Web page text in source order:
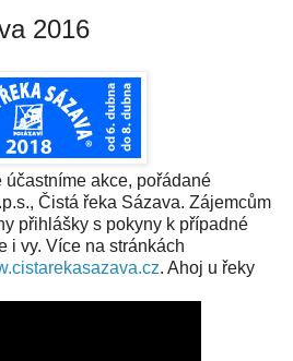
2016
akce, pořádané
Čistá řeka Sázava. Zájemcům
přihlášky s pokyny k případné
i vy. Více na stránkách
. Ahoj u řeky